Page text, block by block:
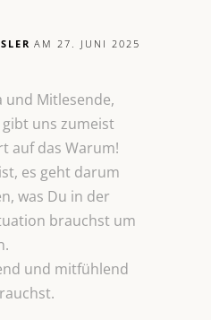
AM 27. JUNI 2025
und Mitlesende,
gibt uns zumeist
auf das Warum!
es geht darum
was Du in der
brauchst um
und mitfühlend